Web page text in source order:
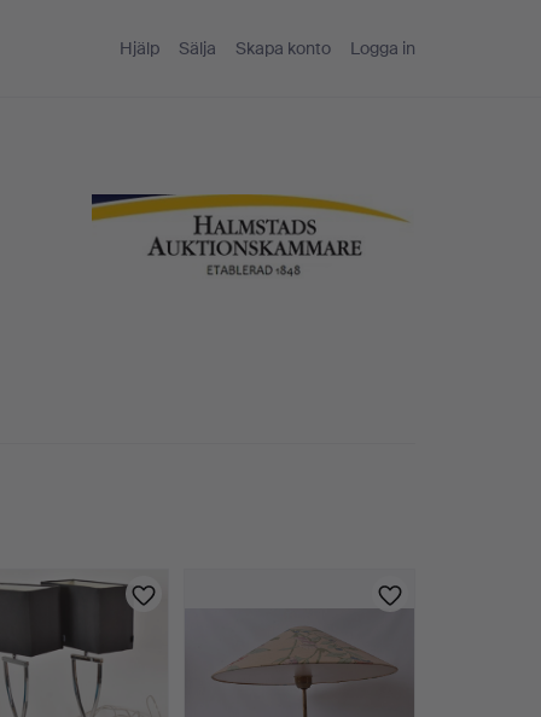
Hjälp Sälja Skapa konto Logga in